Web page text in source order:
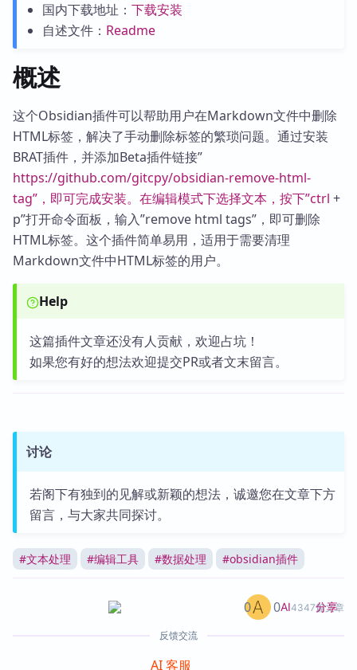
国内下载地址： 下载安装
自述文件： Readme
概述
这个Obsidian插件可以帮助用户在Markdown文件中删除
HTML标签，解决了手动删除标签的繁琐问题。通过安装
BRAT插件，并添加Beta插件链接”
https://github.com/gitcpy/obsidian-remove-html-
tag”，即可完成安装。在编辑模式下选择文本，按下”ctrl +
p”打开命令面板，输入”remove html tags”，即可删除
HTML标签。这个插件简单易用，适用于需要清理
Markdown文件中HTML标签的用户。
Help
这篇插件文章还没有人贡献，欢迎占坑！
如果您有好的想法欢迎提交PR或者文末留言。
讨论
若阁下有独到的见解或新颖的想法，诚邀您在文章下方
留言，与大家共同探讨。
#文本处理 #编辑工具 #数据处理 #obsidian插件
AI4347篇文章
0 0 分享
反馈交流
AI 客服